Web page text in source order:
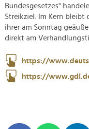
Bundesgesetzes"
Streikziel. Im Kern bleibt
ihrer am Sonntag
direkt am
https://
https://